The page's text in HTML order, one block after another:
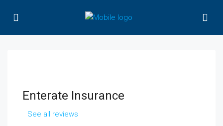
Enterate Insurance
See all reviews